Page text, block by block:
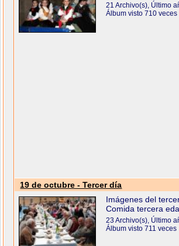
21 Archivo(s), Último
Álbum visto 710 veces
19 de octubre - Tercer día
Imágenes del
Comida tercera
23 Archivo(s), Último
Álbum visto 711 veces